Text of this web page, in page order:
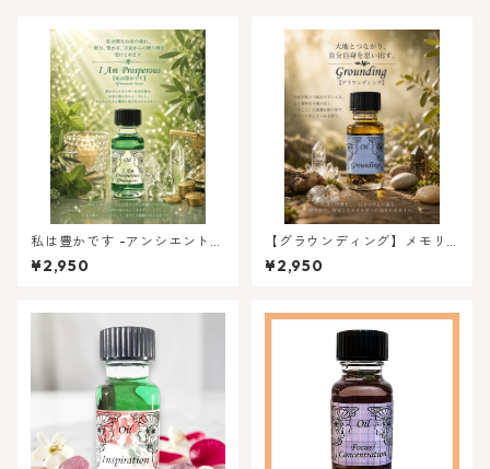
私は豊かです -アンシエントメ
モリーオイル アファメーシ
ョンシリーズ
¥2,950
【グラウンディング】メモリ
ーオイル - グラウンディング
¥2,950